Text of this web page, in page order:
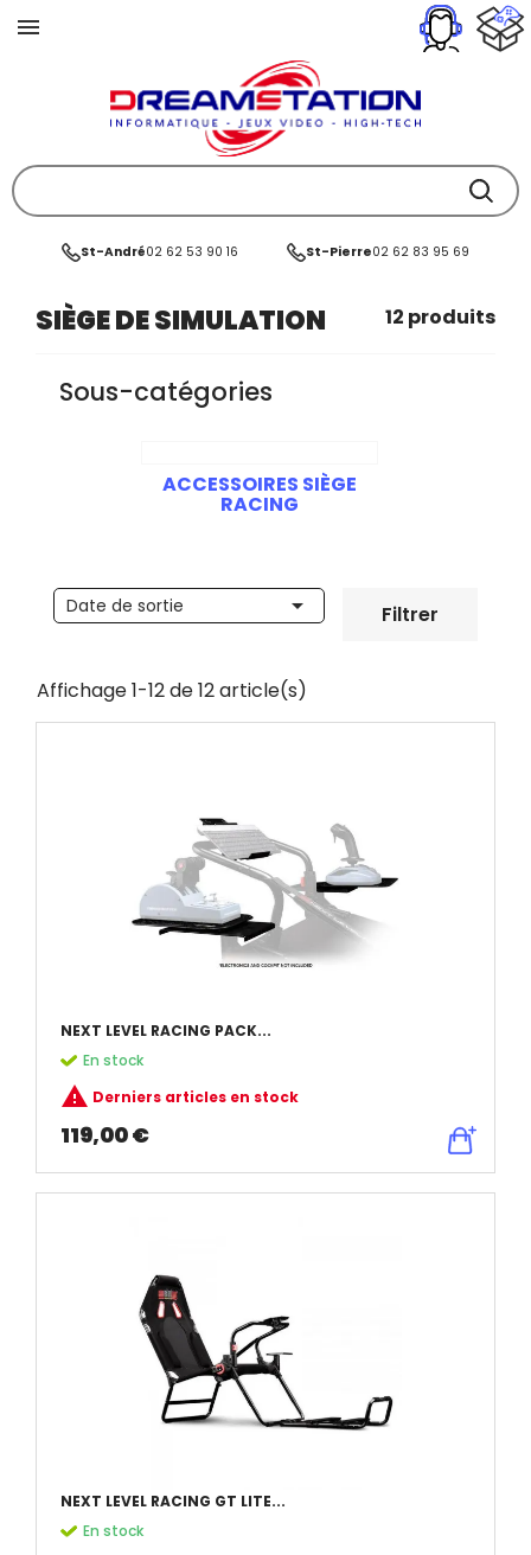
St-André02 62 53 90 16 St-Pierre02 62 83 95 69
SIÈGE DE SIMULATION 12 produits
Sous-catégories
ACCESSOIRES SIÈGE
RACING
Date de sortie  Filtrer
Affichage 1-12 de 12 article(s)
NEXT LEVEL RACING PACK...
En stock
 Derniers articles en stock
119,00 €
NEXT LEVEL RACING GT LITE...
En stock